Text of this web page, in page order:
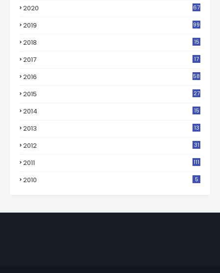
2020 67
2019 99
2018
15
2017
17
2016 58
2015 27
2014 15
2013 13
2012 31
2011 111
2010 5